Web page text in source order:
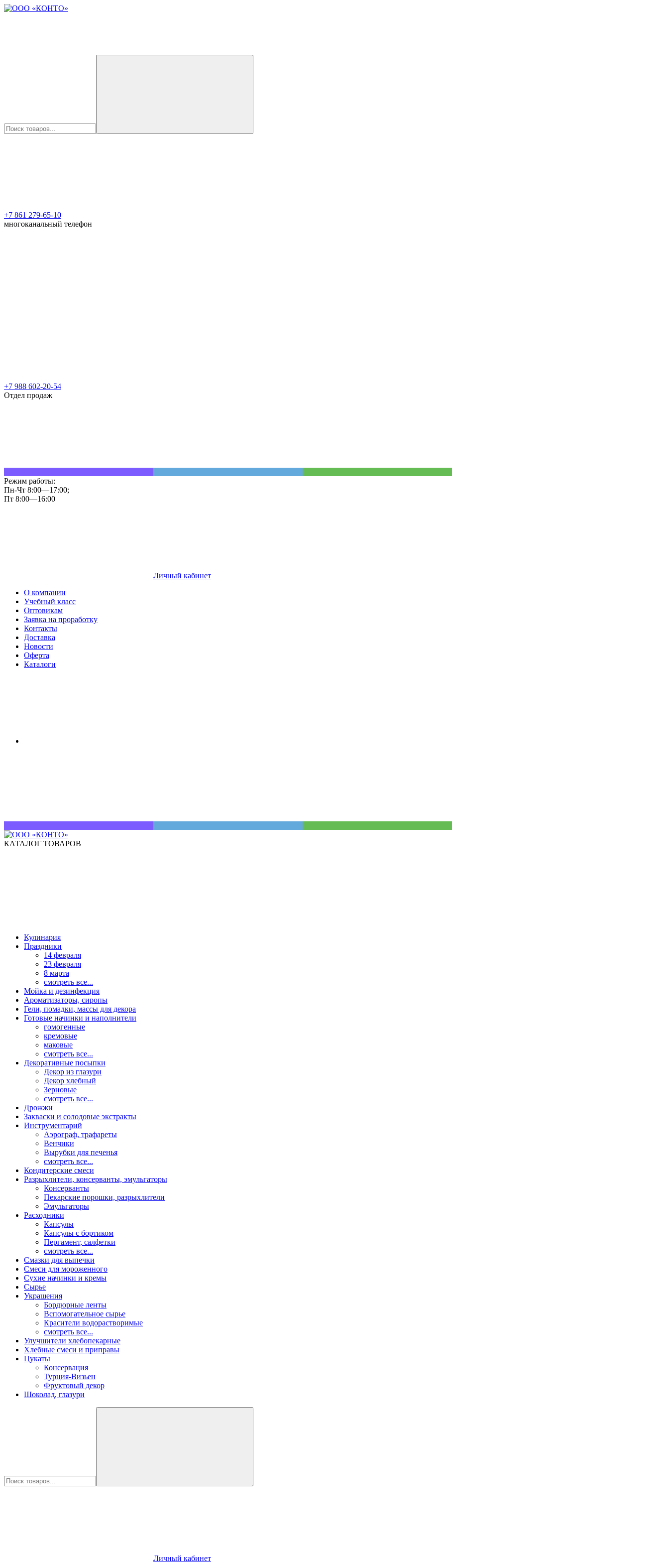
+7 861 279-65-10
многоканальный телефон
+7 988 602-20-54
Отдел продаж
Режим работы:
Пн-Чт 8:00—17:00;
Пт 8:00—16:00
Личный кабинет
О компании
Учебный класс
Оптовикам
Заявка на проработку
Контакты
Доставка
Новости
Оферта
Каталоги
КАТАЛОГ ТОВАРОВ
Кулинария
Праздники
14 февраля
23 февраля
8 марта
смотреть все...
Мойка и дезинфекция
Ароматизаторы, сиропы
Гели, помадки, массы для декора
Готовые начинки и наполнители
гомогенные
кремовые
маковые
смотреть все...
Декоративные посыпки
Декор из глазури
Декор хлебный
Зерновые
смотреть все...
Дрожжи
Закваски и солодовые экстракты
Инструментарий
Аэрограф, трафареты
Венчики
Вырубки для печенья
смотреть все...
Кондитерские смеси
Разрыхлители, консерванты, эмульгаторы
Консерванты
Пекарские порошки, разрыхлители
Эмульгаторы
Расходники
Капсулы
Капсулы с бортиком
Пергамент, салфетки
смотреть все...
Смазки для выпечки
Смеси для мороженного
Сухие начинки и кремы
Сырье
Украшения
Бордюрные ленты
Вспомогательное сырье
Красители водорастворимые
смотреть все...
Улучшители хлебопекарные
Хлебные смеси и приправы
Цукаты
Консервация
Турция-Визьен
Фруктовый декор
Шоколад, глазури
Личный кабинет